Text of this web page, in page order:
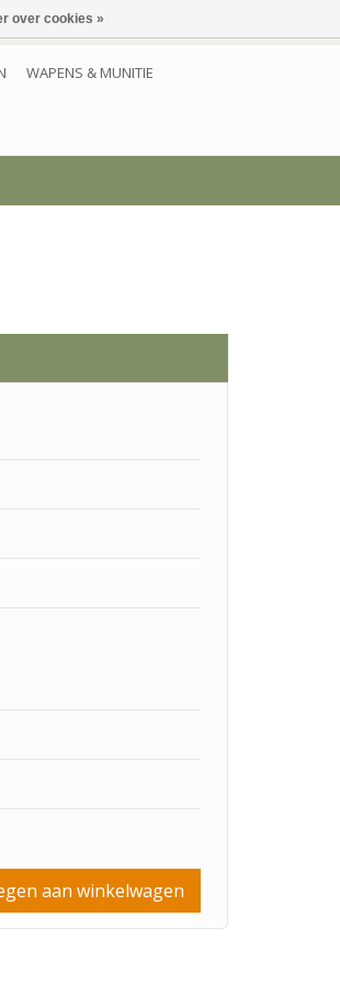
Account aanmaken
WAPENS & MUNITIE
aan winkelwagen
over cookies »